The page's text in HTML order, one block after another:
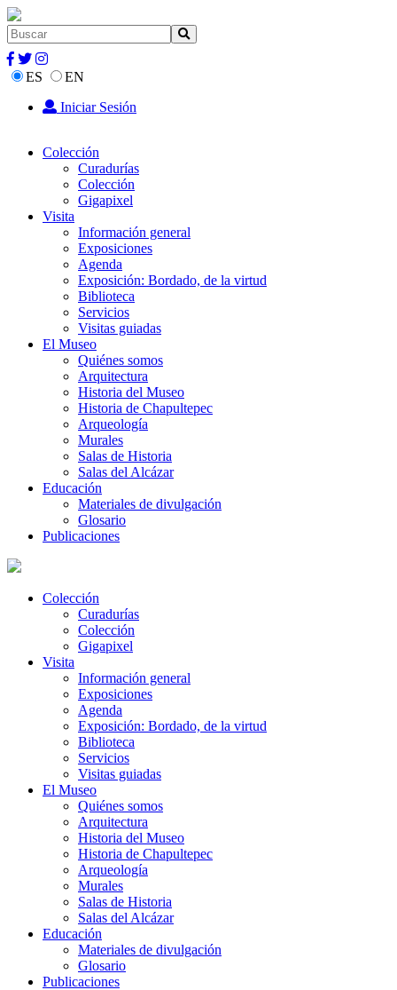
ES
EN
Iniciar Sesión
Colección
Curadurías
Colección
Gigapixel
Visita
Información general
Exposiciones
Agenda
Exposición: Bordado, de la virtud
Biblioteca
Servicios
Visitas guiadas
El Museo
Quiénes somos
Arquitectura
Historia del Museo
Historia de Chapultepec
Arqueología
Murales
Salas de Historia
Salas del Alcázar
Educación
Materiales de divulgación
Glosario
Publicaciones
Colección
Curadurías
Colección
Gigapixel
Visita
Información general
Exposiciones
Agenda
Exposición: Bordado, de la virtud
Biblioteca
Servicios
Visitas guiadas
El Museo
Quiénes somos
Arquitectura
Historia del Museo
Historia de Chapultepec
Arqueología
Murales
Salas de Historia
Salas del Alcázar
Educación
Materiales de divulgación
Glosario
Publicaciones